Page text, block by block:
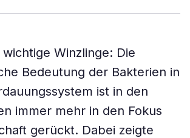
Winzlinge: Die
Bedeutung der Bakterien in
ist in den
immer mehr in den Fokus
gerückt. Dabei zeigte